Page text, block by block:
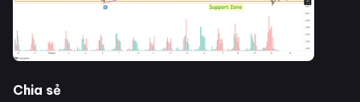
Chia sẻ